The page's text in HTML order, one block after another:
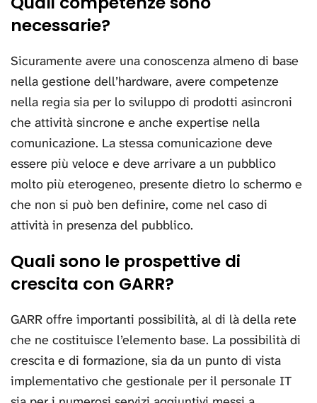
necessarie?
Sicuramente avere una conoscenza almeno di base
nella gestione dell’hardware, avere competenze
nella regia sia per lo sviluppo di prodotti asincroni
che attività sincrone e anche expertise nella
comunicazione. La stessa comunicazione deve
essere più veloce e deve arrivare a un pubblico
molto più eterogeneo, presente dietro lo schermo e
che non si può ben definire, come nel caso di
attività in presenza del pubblico.
Quali sono le prospettive di
crescita con GARR?
GARR offre importanti possibilità, al di là della rete
che ne costituisce l’elemento base. La possibilità di
crescita e di formazione, sia da un punto di vista
implementativo che gestionale per il personale IT